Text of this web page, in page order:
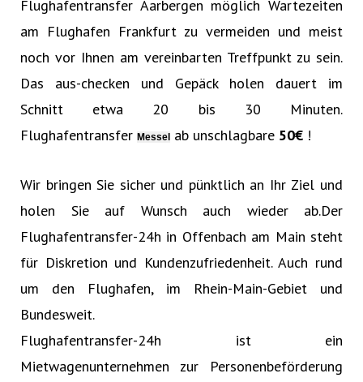
Flughafentransfer Aarbergen möglich Wartezeiten
am Flughafen Frankfurt zu vermeiden und meist
noch vor Ihnen am vereinbarten Treffpunkt zu sein.
Das aus-checken und Gepäck holen dauert im
Schnitt etwa 20 bis 30 Minuten.
Flughafentransfer Messel ab unschlagbare 50€‎ !
Wir bringen Sie sicher und pünktlich an Ihr Ziel und
holen Sie auf Wunsch auch wieder ab.Der
Flughafentransfer-24h in Offenbach am Main steht
für Diskretion und Kundenzufriedenheit. Auch rund
um den Flughafen, im Rhein-Main-Gebiet und
Bundesweit.
Flughafentransfer-24h ist ein
Mietwagenunternehmen zur Personenbeförderung